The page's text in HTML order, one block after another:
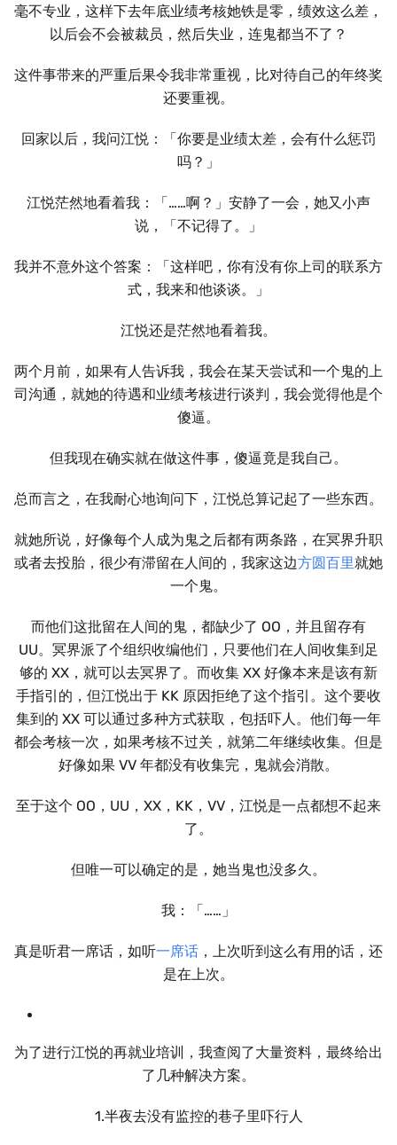
毫不专业，这样下去年底业绩考核她铁是零，绩效这么差，
以后会不会被裁员，然后失业，连鬼都当不了？
这件事带来的严重后果令我非常重视，比对待自己的年终奖
还要重视。
回家以后，我问江悦：「你要是业绩太差，会有什么惩罚
吗？」
江悦茫然地看着我：「……啊？」安静了一会，她又小声
说，「不记得了。」
我并不意外这个答案：「这样吧，你有没有你上司的联系方
式，我来和他谈谈。」
江悦还是茫然地看着我。
两个月前，如果有人告诉我，我会在某天尝试和一个鬼的上
司沟通，就她的待遇和业绩考核进行谈判，我会觉得他是个
傻逼。
但我现在确实就在做这件事，傻逼竟是我自己。
总而言之，在我耐心地询问下，江悦总算记起了一些东西。
就她所说，好像每个人成为鬼之后都有两条路，在冥界升职
或者去投胎，很少有滞留在人间的，我家这边方圆百里就她
一个鬼。
而他们这批留在人间的鬼，都缺少了 OO，并且留存有
UU。冥界派了个组织收编他们，只要他们在人间收集到足
够的 XX，就可以去冥界了。而收集 XX 好像本来是该有新
手指引的，但江悦出于 KK 原因拒绝了这个指引。这个要收
集到的 XX 可以通过多种方式获取，包括吓人。他们每一年
都会考核一次，如果考核不过关，就第二年继续收集。但是
好像如果 VV 年都没有收集完，鬼就会消散。
至于这个 OO，UU，XX，KK，VV，江悦是一点都想不起来
了。
但唯一可以确定的是，她当鬼也没多久。
我：「……」
真是听君一席话，如听一席话 ，上次听到这么有用的话，还
是在上次。
为了进行江悦的再就业培训，我查阅了大量资料，最终给出
了几种解决方案。
1.半夜去没有监控的巷子里吓行人